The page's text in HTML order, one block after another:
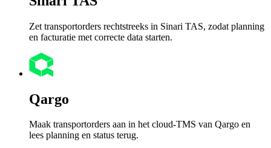
Zet transportorders rechtstreeks in Sinari TAS, zodat planning
en facturatie met correcte data starten.
Qargo
Maak transportorders aan in het cloud-TMS van Qargo en
lees planning en status terug.